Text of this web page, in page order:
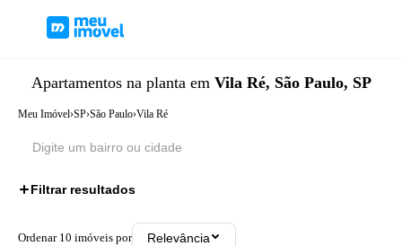
Apartamentos na planta em Vila Ré, São Paulo, SP
Meu Imóvel›SP›São Paulo›Vila Ré
Filtrar resultados
Ordenar 10 imóveis por Relevância